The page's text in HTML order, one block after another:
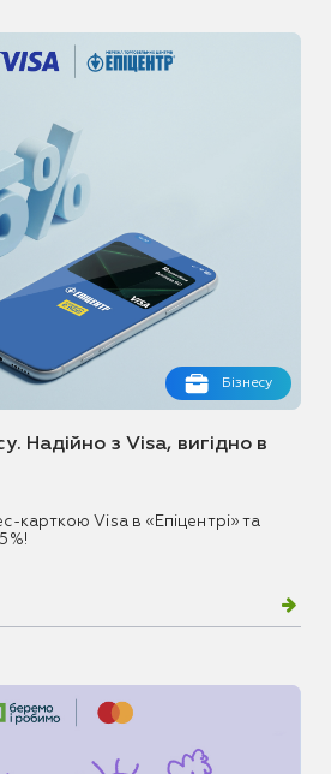
Бізнесу
Надійно з Visa, вигідно в
карткою Visa в «Епіцентрі» та